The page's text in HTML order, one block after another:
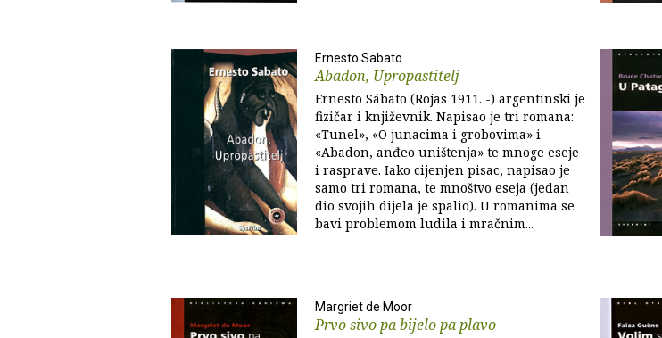
Ernesto Sabato
Abadon, Upropastitelj
Ernesto Sábato (Rojas 1911. -) argentinski je
fizičar i književnik. Napisao je tri romana:
«Tunel», «O junacima i grobovima» i
«Abadon, anđeo uništenja» te mnoge eseje
i rasprave. Iako cijenjen pisac, napisao je
samo tri romana, te mnoštvo eseja (jedan
dio svojih dijela je spalio). U romanima se
bavi problemom ludila i mračnim...
Margriet de Moor
Prvo sivo pa bijelo pa plavo